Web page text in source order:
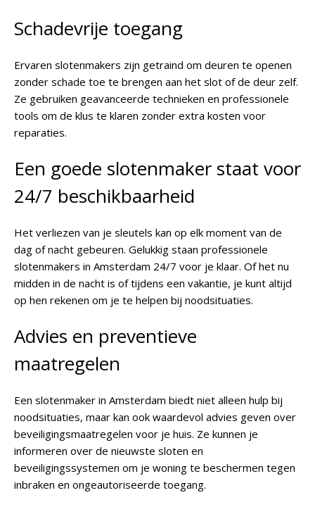
Schadevrije toegang
Ervaren slotenmakers zijn getraind om deuren te openen
zonder schade toe te brengen aan het slot of de deur zelf.
Ze gebruiken geavanceerde technieken en professionele
tools om de klus te klaren zonder extra kosten voor
reparaties.
Een goede slotenmaker staat voor
24/7 beschikbaarheid
Het verliezen van je sleutels kan op elk moment van de
dag of nacht gebeuren. Gelukkig staan professionele
slotenmakers in Amsterdam 24/7 voor je klaar. Of het nu
midden in de nacht is of tijdens een vakantie, je kunt altijd
op hen rekenen om je te helpen bij noodsituaties.
Advies en preventieve
maatregelen
Een slotenmaker in Amsterdam biedt niet alleen hulp bij
noodsituaties, maar kan ook waardevol advies geven over
beveiligingsmaatregelen voor je huis. Ze kunnen je
informeren over de nieuwste sloten en
beveiligingssystemen om je woning te beschermen tegen
inbraken en ongeautoriseerde toegang.